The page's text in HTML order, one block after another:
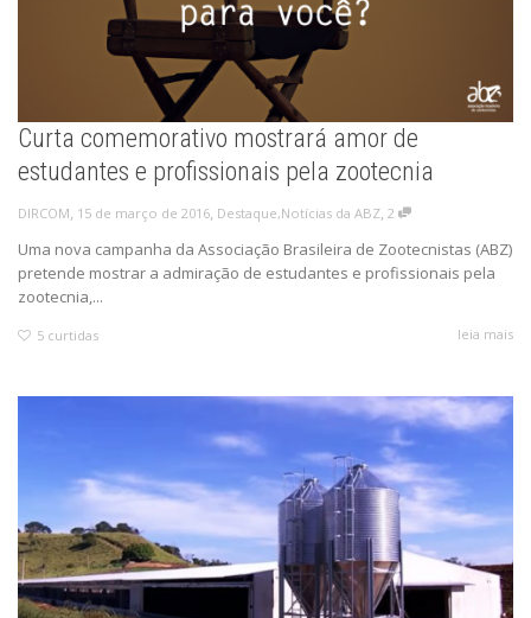
Curta comemorativo mostrará amor de
estudantes e profissionais pela zootecnia
DIRCOM, 15 de março de 2016, Destaque,Notícias da ABZ, 2
Uma nova campanha da Associação Brasileira de Zootecnistas (ABZ)
pretende mostrar a admiração de estudantes e profissionais pela
zootecnia,...
5 curtidas leia mais